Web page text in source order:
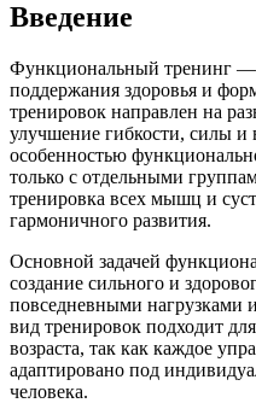
Введение
Функциональный тренинг
поддержания здоровья и
тренировок направлен на
улучшение гибкости, силы
особенностью
только с отдельными
тренировка всех мышц и
гармоничного развития.
Основной задачей
создание сильного и
повседневными нагрузками
вид тренировок подходит
возраста, так как каждое
адаптировано под
человека.